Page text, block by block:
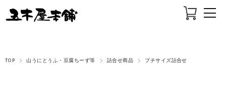
TOP 山うにとうふ・豆腐ちーず等 詰合せ商品 プチサイズ詰合せ